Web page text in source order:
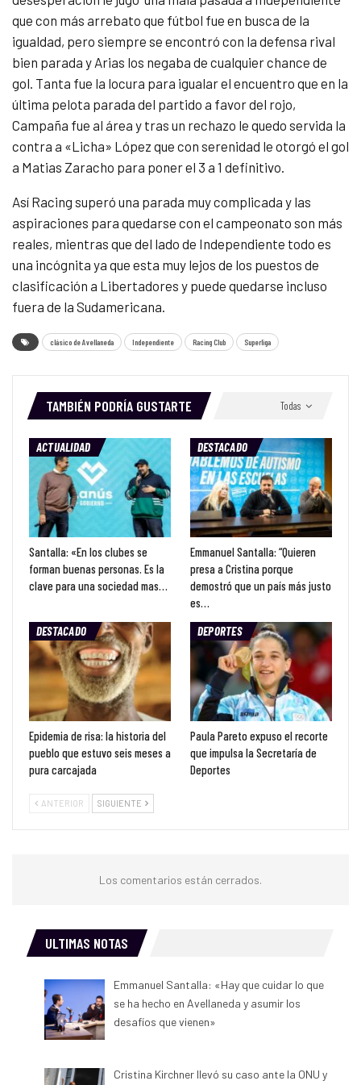
que con más arrebato que fútbol fue en busca de la
igualdad, pero siempre se encontró con la defensa rival
bien parada y Arias los negaba de cualquier chance de
gol. Tanta fue la locura para igualar el encuentro que en la
última pelota parada del partido a favor del rojo,
Campaña fue al área y tras un rechazo le quedo servida la
contra a «Licha» López que con serenidad le otorgó el gol
a Matias Zaracho para poner el 3 a 1 definitivo.
Así Racing superó una parada muy complicada y las
aspiraciones para quedarse con el campeonato son más
reales, mientras que del lado de Independiente todo es
una incógnita ya que esta muy lejos de los puestos de
clasificación a Libertadores y puede quedarse incluso
fuera de la Sudamericana.
clásico de Avellaneda Independiente Racing Club Superliga
Todas
TAMBIÉN PODRÍA GUSTARTE
ACTUALIDAD
Santalla: «En los clubes se
forman buenas personas. Es la
clave para una sociedad mas…
DESTACADO
Emmanuel Santalla: “Quieren
presa a Cristina porque
demostró que un país más justo
es…
DESTACADO
Epidemia de risa: la historia del
pueblo que estuvo seis meses a
pura carcajada
DEPORTES
Paula Pareto expuso el recorte
que impulsa la Secretaría de
Deportes
ANTERIOR SIGUIENTE
Los comentarios están cerrados.
ULTIMAS NOTAS
Emmanuel Santalla: «Hay que cuidar lo que
se ha hecho en Avellaneda y asumir los
desafíos que vienen»
Cristina Kirchner llevó su caso ante la ONU y